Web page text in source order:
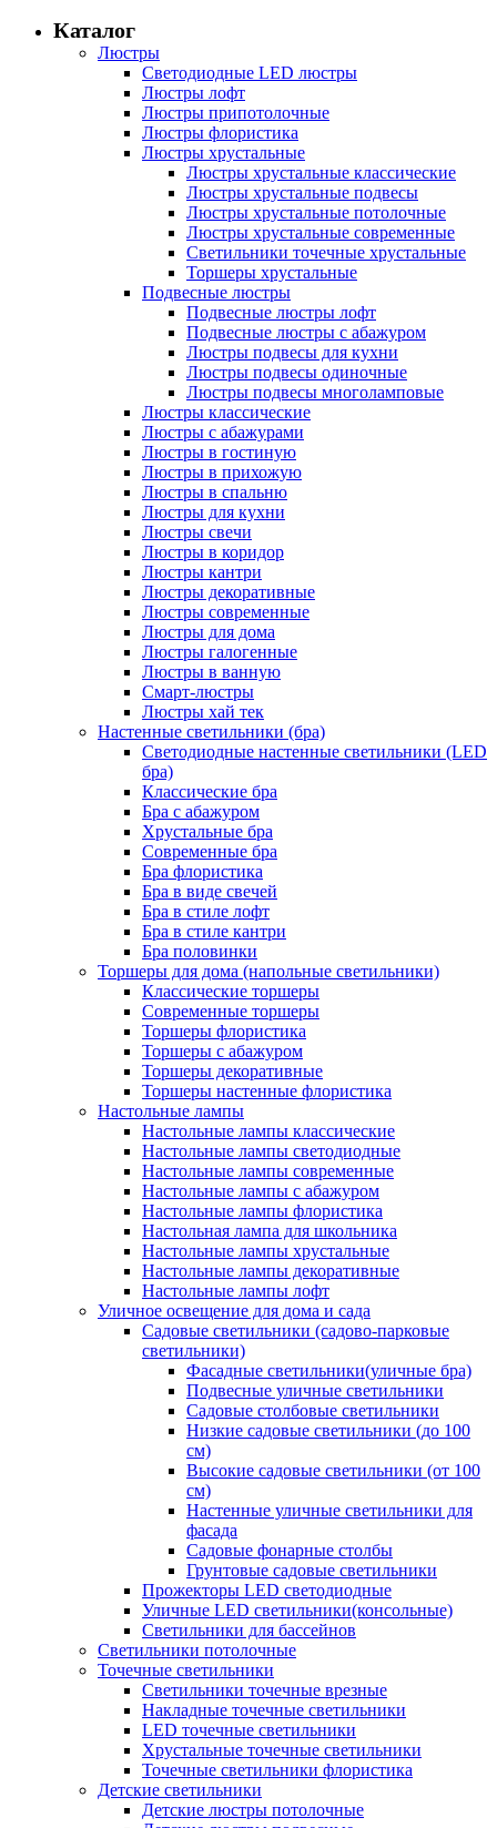
Каталог
Люстры
Светодиодные LED люстры
Люстры лофт
Люстры припотолочные
Люстры флористика
Люстры хрустальные
Люстры хрустальные классические
Люстры хрустальные подвесы
Люстры хрустальные потолочные
Люстры хрустальные современные
Светильники точечные хрустальные
Торшеры хрустальные
Подвесные люстры
Подвесные люстры лофт
Подвесные люстры с абажуром
Люстры подвесы для кухни
Люстры подвесы одиночные
Люстры подвесы многоламповые
Люстры классические
Люстры с абажурами
Люстры в гостиную
Люстры в прихожую
Люстры в спальню
Люстры для кухни
Люстры свечи
Люстры в коридор
Люстры кантри
Люстры декоративные
Люстры современные
Люстры для дома
Люстры галогенные
Люстры в ванную
Смарт-люстры
Люстры хай тек
Настенные светильники (бра)
Светодиодные настенные светильники (LED
бра)
Классические бра
Бра с абажуром
Хрустальные бра
Современные бра
Бра флористика
Бра в виде свечей
Бра в стиле лофт
Бра в стиле кантри
Бра половинки
Торшеры для дома (напольные светильники)
Классические торшеры
Современные торшеры
Торшеры флористика
Торшеры с абажуром
Торшеры декоративные
Торшеры настенные флористика
Настольные лампы
Настольные лампы классические
Настольные лампы светодиодные
Настольные лампы современные
Настольные лампы с абажуром
Настольные лампы флористика
Настольная лампа для школьника
Настольные лампы хрустальные
Настольные лампы декоративные
Настольные лампы лофт
Уличное освещение для дома и сада
Садовые светильники (садово-парковые
светильники)
Фасадные светильники(уличные бра)
Подвесные уличные светильники
Садовые столбовые светильники
Низкие садовые светильники (до 100
см)
Высокие садовые светильники (от 100
см)
Настенные уличные светильники для
фасада
Садовые фонарные столбы
Грунтовые садовые светильники
Прожекторы LED светодиодные
Уличные LED светильники(консольные)
Светильники для бассейнов
Светильники потолочные
Точечные светильники
Светильники точечные врезные
Накладные точечные светильники
LED точечные светильники
Хрустальные точечные светильники
Точечные светильники флористика
Детские светильники
Детские люстры потолочные